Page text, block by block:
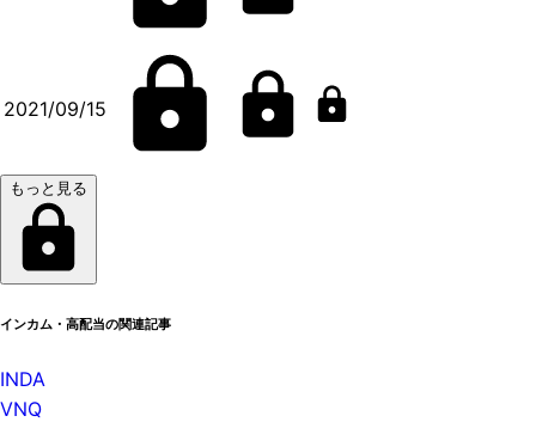
2021/09/15
もっと見る
インカム・高配当の関連記事
INDA
VNQ